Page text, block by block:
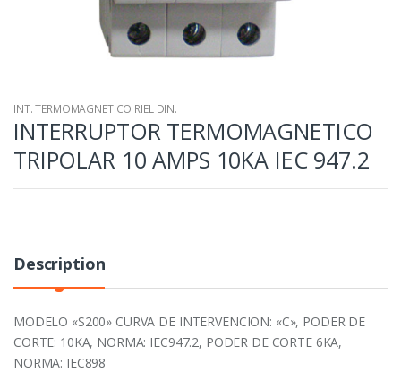
INT. TERMOMAGNETICO RIEL DIN.
INTERRUPTOR TERMOMAGNETICO
TRIPOLAR 10 AMPS 10KA IEC 947.2
Description
MODELO «S200» CURVA DE INTERVENCION: «C», PODER DE
CORTE: 10KA, NORMA: IEC947.2, PODER DE CORTE 6KA,
NORMA: IEC898